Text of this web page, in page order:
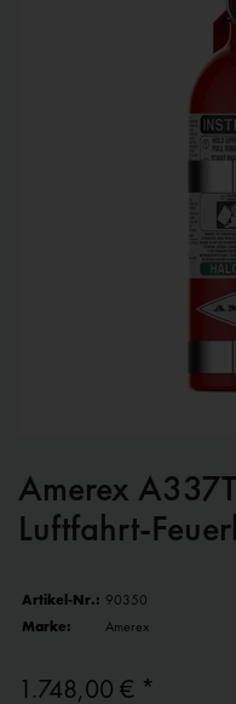
Amerex
Luftfahrt-
Artikel-Nr.: 90350
Marke:
Amerex
1.748,00 € *